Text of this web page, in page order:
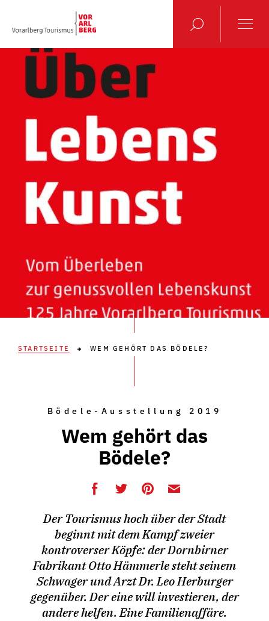
STARTSEITE WEM GEHÖRT DAS BÖDELE?
Bödele-Ausstellung 2019
Wem gehört das
Bödele?
Der Tourismus hoch über der Stadt
beginnt mit dem Kampf zweier
kontroverser Köpfe: der Dornbirner
Fabrikant Otto Hämmerle steht seinem
Schwager und Arzt Dr. Leo Herburger
gegenüber. Der eine will investieren, der
andere helfen. Eine Familienaffäre.